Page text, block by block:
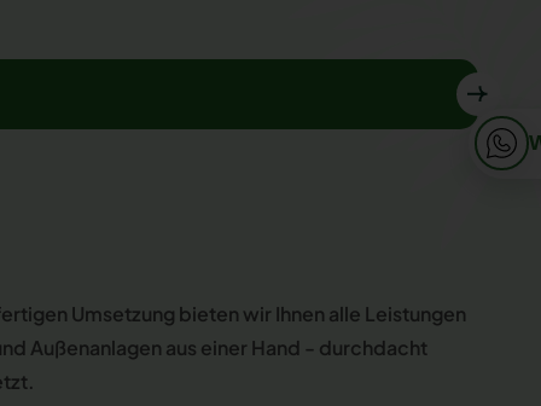
Umsetzung bieten wir Ihnen alle Leistungen
Außenanlagen aus einer Hand - durchdacht